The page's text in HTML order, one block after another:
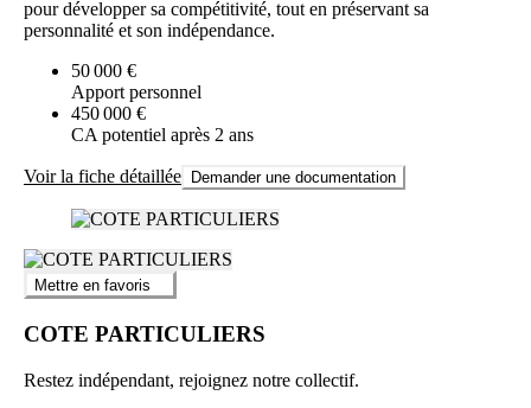
pour développer sa compétitivité, tout en préservant sa
personnalité et son indépendance.
50 000 €
Apport personnel
450 000 €
CA potentiel après 2 ans
Voir la fiche détaillée Demander une documentation
Mettre en favoris
COTE PARTICULIERS
Restez indépendant, rejoignez notre collectif.